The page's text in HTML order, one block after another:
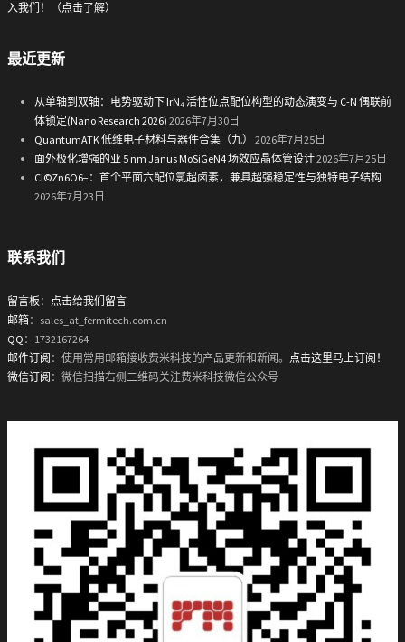
入我们！（点击了解）
最近更新
从单轴到双轴：电势驱动下 IrN₄ 活性位点配位构型的动态演变与 C-N 偶联前
体锁定(Nano Research 2026) 2026年7月30日
QuantumATK 低维电子材料与器件合集（九）
2026年7月25日
面外极化增强的亚 5 nm Janus MoSiGeN4 场效应晶体管设计2026年7月25日
Cl©Zn6O6−：首个平面六配位氯超卤素，兼具超强稳定性与独特电子结构
2026年7月23日
联系我们
留言板 ： 点击给我们留言
邮箱：sales_at_fermitech.com.cn
QQ ：1732167264
邮件订阅 ：使用常用邮箱接收费米科技的产品更新和新闻。 点击这里马上订阅！
微信订阅 ：微信扫描右侧二维码关注费米科技微信公众号